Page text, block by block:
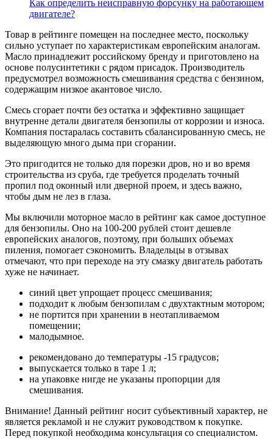
Как определить неисправную форсунку на работающем
двигателе?
Товар в рейтинге помещен на последнее место, поскольку
сильно уступает по характеристикам европейским аналогам.
Масло принадлежит российскому бренду и приготовлено на
основе полусинтетики с рядом присадок. Производитель
предусмотрел возможность смешивания средства с бензином,
содержащим низкое акантовое число.
Смесь сгорает почти без остатка и эффективно защищает
внутренне детали двигателя бензопилы от коррозии и износа.
Компания постаралась составить сбалансированную смесь, не
выделяющую много дыма при сгорании.
Это пригодится не только для порезки дров, но и во время
строительства из сруба, где требуется проделать точный
пропил под оконный или дверной проем, и здесь важно,
чтобы дым не лез в глаза.
Мы включили моторное масло в рейтинг как самое доступное
для бензопилы. Оно на 100-200 рублей стоит дешевле
европейских аналогов, поэтому, при больших объемах
пиления, помогает сэкономить. Владельцы в отзывах
отмечают, что при переходе на эту смазку двигатель работать
хуже не начинает.
синий цвет упрощает процесс смешивания;
подходит к любым бензопилам с двухтактным мотором;
не портится при хранении в неотапливаемом
помещении;
малодымное.
рекомендовано до температуры -15 градусов;
выпускается только в таре 1 л;
на упаковке нигде не указаны пропорции для
смешивания.
Внимание! Данный рейтинг носит субъективный характер, не
является рекламой и не служит руководством к покупке.
Перед покупкой необходима консультация со специалистом.